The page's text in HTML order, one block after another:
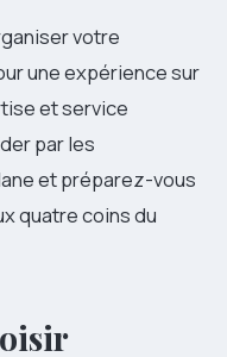
votre
une expérience sur
et service
par les
et préparez-vous
quatre coins du